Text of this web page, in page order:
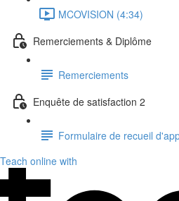
MCOVISION (4:34)
Remerciements & Diplôme
Remerciements
Enquête de satisfaction 2
Formulaire de recueil
Teach online with